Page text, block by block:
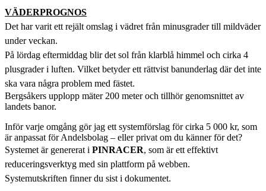
VÄDERPROGNOS
Det har varit ett rejält omslag i vädret från minusgrader till mildväder
under veckan.
På lördag eftermiddag blir det sol från klarblå himmel och cirka 4
plusgrader i luften. Vilket betyder ett rättvist banunderlag där det inte
ska vara några problem med fästet.
Bergsåkers upplopp mäter 200 meter och tillhör genomsnittet av
landets banor.
Inför varje omgång gör jag ett systemförslag för cirka 5 000 kr, som
är anpassat för Andelsbolag – eller privat om du känner för det?
Systemet är genererat i PINRACER, som är ett effektivt
reduceringsverktyg med sin plattform på webben.
Systemutskriften finner du sist i dokumentet.